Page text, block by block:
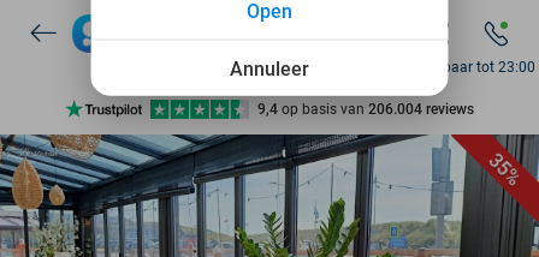
7 dagen per week beschikbaar
10+ miljoen leden
9,4 op basis van 206.004 reviews
Ontdek 15.000+ deals
7 dagen per week beschikbaar
10+ miljoen leden
Bereikbaar tot 23:00
35%
Annuleer
Open